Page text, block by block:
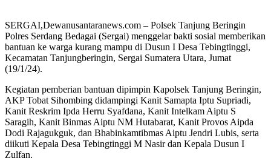
SERGAI,Dewanusantaranews.com – Polsek Tanjung Beringin
Polres Serdang Bedagai (Sergai) menggelar bakti sosial memberikan
bantuan ke warga kurang mampu di Dusun I Desa Tebingtinggi,
Kecamatan Tanjungberingin, Sergai Sumatera Utara, Jumat
(19/1/24).
Kegiatan pemberian bantuan dipimpin Kapolsek Tanjung Beringin,
AKP Tobat Sihombing didampingi Kanit Samapta Iptu Supriadi,
Kanit Reskrim Ipda Herru Syafdana, Kanit Intelkam Aiptu S
Saragih, Kanit Binmas Aiptu NM Hutabarat, Kanit Provos Aipda
Dodi Rajagukguk, dan Bhabinkamtibmas Aiptu Jendri Lubis, serta
diikuti Kepala Desa Tebingtinggi M Nasir dan Kepala Dusun I
Zulfan.